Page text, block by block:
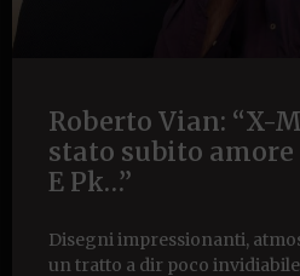
Roberto Vian: “X-
stato subito
E Pk…”
Disegni impressionanti,
un tratto a dir poco